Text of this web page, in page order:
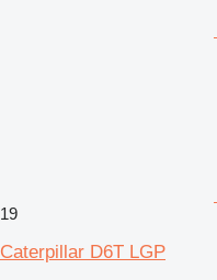
19
Caterpillar D6T LGP